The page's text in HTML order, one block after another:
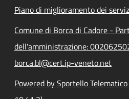
Piano di miglioramento dei
Comune di Borca di Cadore -
dell'amministrazione:
borca.bl@cert.ip-veneto.net
Powered by Sportello